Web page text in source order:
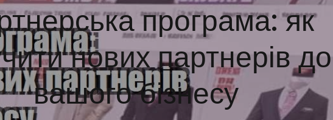
програма: як
нових партнерів до
вашого бізнесу